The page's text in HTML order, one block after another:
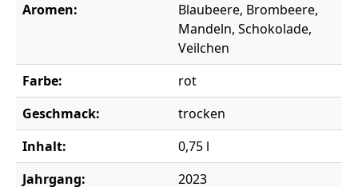
Aromen:
Blaubeere, Brombeere,
Mandeln, Schokolade,
Veilchen
Farbe:
rot
Geschmack:
trocken
Inhalt:
0,75 l
Jahrgang:
2023